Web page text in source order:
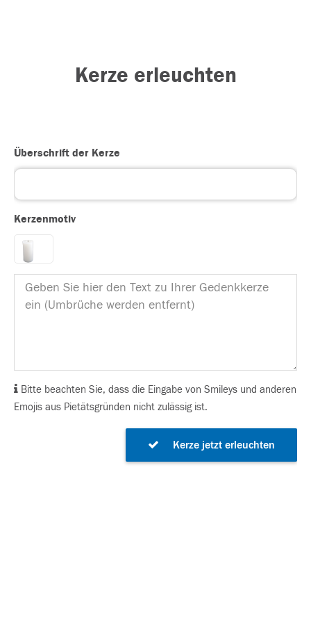
Kerze erleuchten
Überschrift der Kerze
Kerzenmotiv
Bitte beachten Sie, dass die Eingabe von Smileys und anderen
Emojis aus Pietätsgründen nicht zulässig ist.
Kerze jetzt erleuchten